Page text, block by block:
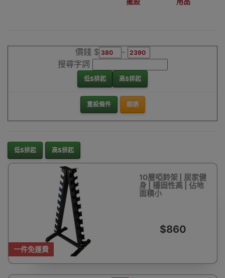
價錢 $
-
搜尋字詞
低$排起 高$排起
重設條件 篩選
低$排起 高$排起
一件免運費
10層啞鈴架 | 居家健
身 | 穩固性高 | 佔地
面積小
$860